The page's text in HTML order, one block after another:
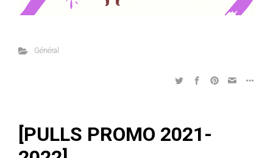
Général
[PULLS PROMO 2021-